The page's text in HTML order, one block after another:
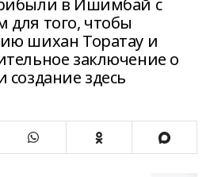
в Ишимбай с
для того, чтобы
шихан Торатау и
заключение о
здесь